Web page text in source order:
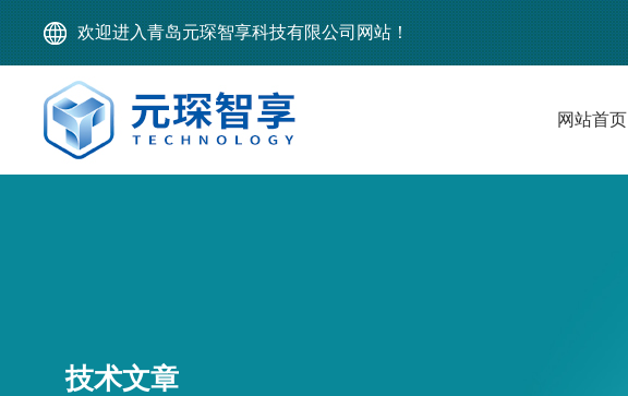
欢迎进入青岛元琛智享科技有限公司网站！
网站首页
技术文章